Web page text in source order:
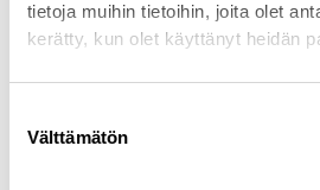
tietoja muihin tietoihin, joita olet
kerätty, kun olet käyttänyt heidän
valinta
Välttämätön